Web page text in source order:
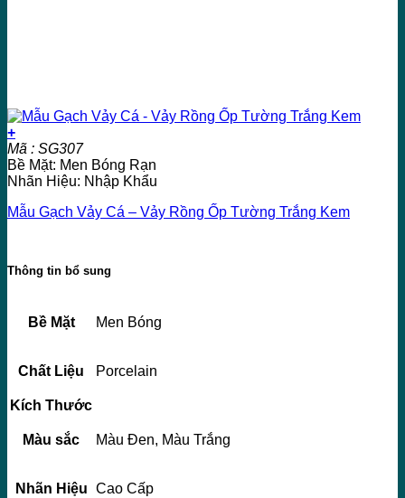
+
Mã : SG307
Bề Mặt: Men Bóng Rạn
Nhãn Hiệu: Nhập Khẩu
Mẫu Gạch Vảy Cá – Vảy Rồng Ốp Tường Trắng Kem
Thông tin bổ sung
Bề Mặt Men Bóng
Chất Liệu Porcelain
Kích Thước
Màu sắc Màu Đen, Màu Trắng
Nhãn Hiệu Cao Cấp